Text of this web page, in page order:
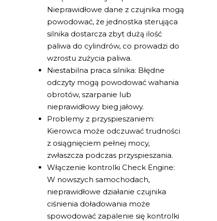
Nieprawidłowe dane z czujnika mogą
powodować, że jednostka sterująca
silnika dostarcza zbyt dużą ilość
paliwa do cylindrów, co prowadzi do
wzrostu zużycia paliwa.
Niestabilna praca silnika: Błędne
odczyty mogą powodować wahania
obrotów, szarpanie lub
nieprawidłowy bieg jałowy.
Problemy z przyspieszaniem:
Kierowca może odczuwać trudności
z osiągnięciem pełnej mocy,
zwłaszcza podczas przyspieszania.
Włączenie kontrolki Check Engine:
W nowszych samochodach,
nieprawidłowe działanie czujnika
ciśnienia doładowania może
spowodować zapalenie się kontrolki